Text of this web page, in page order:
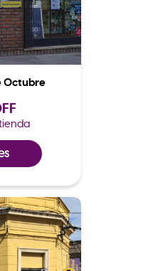
Octubre